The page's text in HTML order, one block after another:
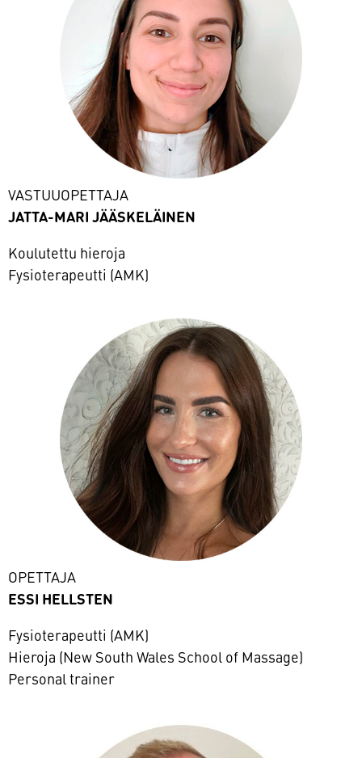
VASTUUOPETTAJA
JATTA-MARI JÄÄSKELÄINEN
Koulutettu hieroja
Fysioterapeutti (AMK)
OPETTAJA
ESSI HELLSTEN
Fysioterapeutti (AMK)
Hieroja (New South Wales School of Massage)
Personal trainer